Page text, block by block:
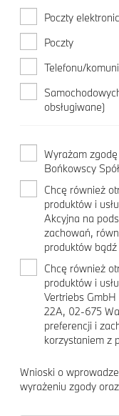
Poczty
Poczty
Telefonu/
obsługiwane)
Wyrażam
Bońkowscy
Chcę również
produktów i
Akcyjna na
zachowań,
produktów bądź
Chcę również
produktów i
Vertriebs GmbH
22A, 02-675
preferencji i
korzystaniem z
Wnioski o
wyrażeniu zgody